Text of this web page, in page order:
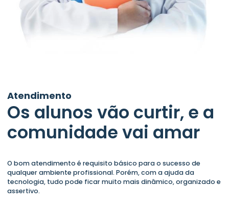
Atendimento
Os alunos vão curtir, e a
comunidade vai amar
O bom atendimento é requisito básico para o sucesso de
qualquer ambiente profissional. Porém, com a ajuda da
tecnologia, tudo pode ficar muito mais dinâmico, organizado e
assertivo.